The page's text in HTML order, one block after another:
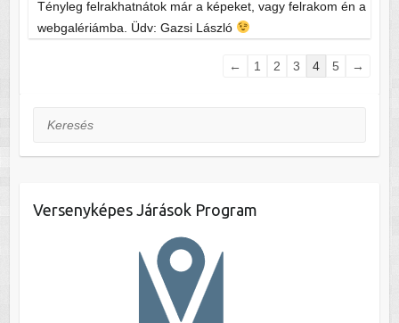
Tényleg felrakhatnátok már a képeket, vagy felrakom én a
webgalériámba. Üdv: Gazsi László
Guestbook
← 1 2 3 4 5 →
Keresés
Versenyképes Járások Program